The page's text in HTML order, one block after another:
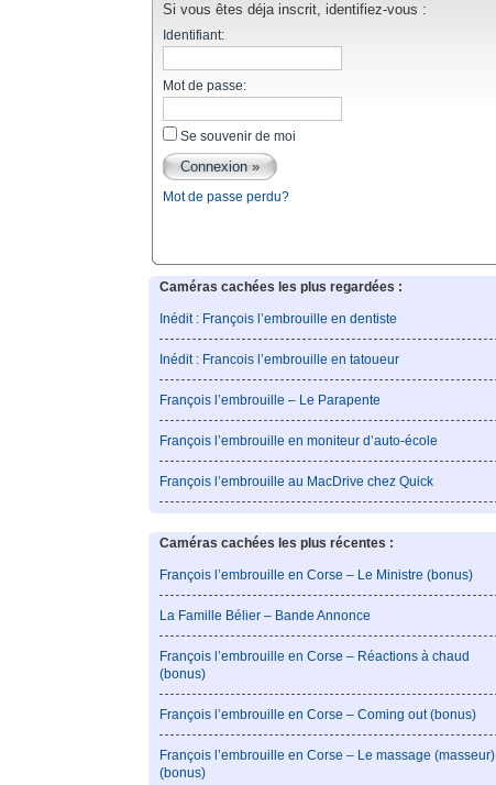
Si vous êtes déja inscrit, identifiez-vous :
Identifiant:
Mot de passe:
Se souvenir de moi
Mot de passe perdu?
Caméras cachées les plus regardées :
Inédit : François l’embrouille en dentiste
Inédit : Francois l’embrouille en tatoueur
François l’embrouille – Le Parapente
François l’embrouille en moniteur d’auto-école
François l’embrouille au MacDrive chez Quick
Caméras cachées les plus récentes :
François l’embrouille en Corse – Le Ministre (bonus)
La Famille Bélier – Bande Annonce
François l’embrouille en Corse – Réactions à chaud
(bonus)
François l’embrouille en Corse – Coming out (bonus)
François l’embrouille en Corse – Le massage (masseur)
(bonus)